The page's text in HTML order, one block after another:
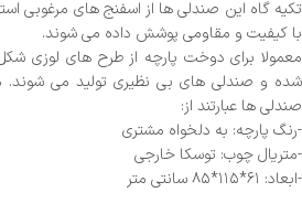
تکیه گاه این صندلی ها از اسفنج های مرغوبی
با کیفیت و مقاومی پوشش داده می شوند.
معمولا برای دوخت پارچه از طرح های لوزی
شده و صندلی های بی نظیری تولید می شوند.
صندلی ها عبارتند از:
-رنگ پارچه: به دلخواه مشتری
-متریال چوب: توسکا خارجی
-ابعاد: ۶۱*۱۱۵*۸۵ سانتی متر